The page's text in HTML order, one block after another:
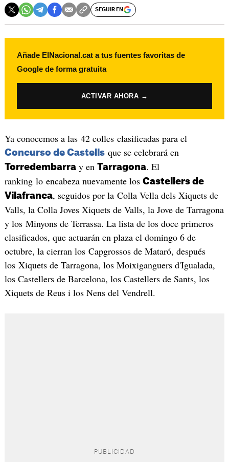
SEGUIR EN
Añade ElNacional.cat a tus fuentes favoritas de
Google de forma gratuita
ACTIVAR AHORA →
Ya conocemos a las 42 colles clasificadas para el
Concurso de Castellsque se celebrará en
Torredembarray en Tarragona. El
ranking lo encabeza nuevamente los Castellers de
Vilafranca, seguidos por la Colla Vella dels Xiquets de
Valls, la Colla Joves Xiquets de Valls, la Jove de Tarragona
y los Minyons de Terrassa. La lista de los doce primeros
clasificados, que actuarán en plaza el domingo 6 de
octubre, la cierran los Capgrossos de Mataró, después
los Xiquets de Tarragona, los Moixiganguers d'Igualada,
los Castellers de Barcelona, los Castellers de Sants, los
Xiquets de Reus i los Nens del Vendrell.